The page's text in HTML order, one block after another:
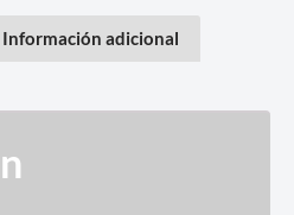
Información adicional